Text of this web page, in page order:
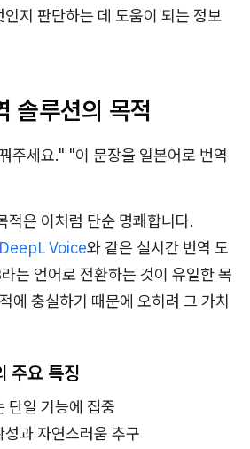
지 판단하는 데 도움이 되는 정보
솔루션의 목적
주세요." "이 문장을 일본어로 번역
적은 이처럼 단순 명쾌합니다.
DeepL Voice와 같은 실시간 번역 도
는 언어로 전환하는 것이 유일한 목
에 충실하기 때문에 오히려 그 가치
주요 특징
단일 기능에 집중
과 자연스러움 추구